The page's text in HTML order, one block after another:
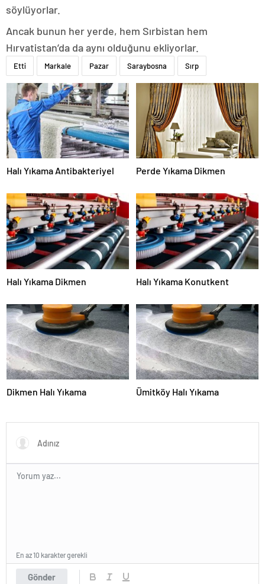
söylüyorlar.
Ancak bunun her yerde, hem Sırbistan hem
Hırvatistan’da da aynı olduğunu ekliyorlar.
Etti Markale Pazar Saraybosna Sırp
Halı Yıkama Antibakteriyel Perde Yıkama Dikmen
Halı Yıkama Dikmen Halı Yıkama Konutkent
Dikmen Halı Yıkama Ümitköy Halı Yıkama
Gönder
En az 10 karakter gerekli